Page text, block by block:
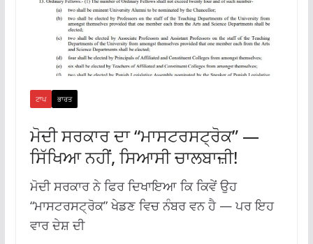
ਟਾਪ ਭਾਰਤ
ਮੋਦੀ ਸਰਕਾਰ ਦਾ “ਮਾਸਟਰਸਟ੍ਰੋਕ” —
ਸਿੱਖਿਆ ਨਹੀਂ, ਸਿਆਸੀ ਚਾਲਬਾਜ਼ੀ!
ਮੋਦੀ ਸਰਕਾਰ ਨੇ ਫਿਰ ਦਿਖਾਇਆ ਕਿ ਕਿਵੇਂ ਉਹ
“ਮਾਸਟਰਸਟ੍ਰੋਕ” ਖੇਡਣ ਵਿਚ ਨੰਬਰ ਵਨ ਹੈ — ਪਰ ਇਹ
ਵਾਰ ਦੇਸ਼ ਦੀ